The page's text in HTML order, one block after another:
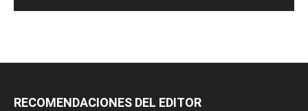
RECOMENDACIONES DEL EDITOR